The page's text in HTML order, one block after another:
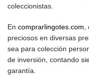
coleccionistas.
En comprarlingotes.com
preciosos en diversas
sea para colección
de inversión, contando
garantía.